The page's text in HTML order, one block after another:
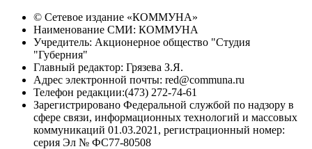
© Сетевое издание «КОММУНА»
Наименование СМИ: КОММУНА
Учредитель: Акционерное общество "Студия
"Губерния"
Главный редактор: Грязева З.Я.
Адрес электронной почты: red@communa.ru
Телефон редакции:(473) 272-74-61
Зарегистрировано Федеральной службой по надзору в
сфере связи, информационных технологий и массовых
коммуникаций 01.03.2021, регистрационный номер:
серия Эл № ФС77-80508